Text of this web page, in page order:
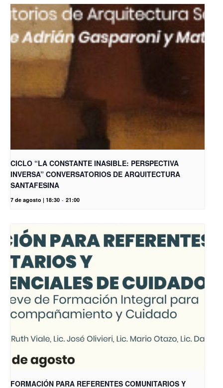
CICLO “LA CONSTANTE INASIBLE: PERSPECTIVA
INVERSA” CONVERSATORIOS DE ARQUITECTURA
SANTAFESINA
7 de agosto | 18:30 - 21:00
FORMACIÓN PARA REFERENTES COMUNITARIOS Y